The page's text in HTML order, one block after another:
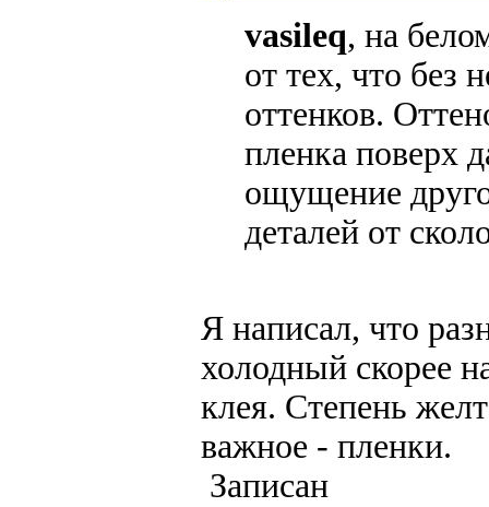
vasileq, на
от тех, что без
оттенков.
пленка поверх
ощущение
деталей от
Я написал, что
холодный скорее
клея. Степень
важное - пленки.
Записан